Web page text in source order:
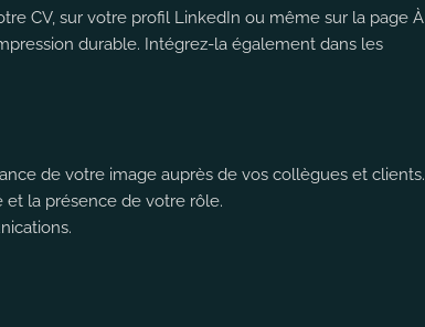
CV, sur votre profil LinkedIn ou même sur la page À
durable. Intégrez-la également dans les
de votre image auprès de vos collègues et clients.
et la présence de votre rôle.